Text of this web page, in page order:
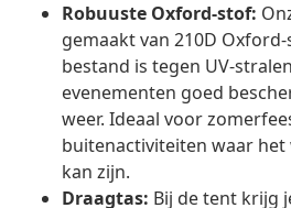
Robuuste Oxford-stof:
gemaakt van 210D
bestand is tegen UV-
evenementen goed
weer. Ideaal voor
buitenactiviteiten waar
kan zijn.
Draagtas: Bij de tent krijg